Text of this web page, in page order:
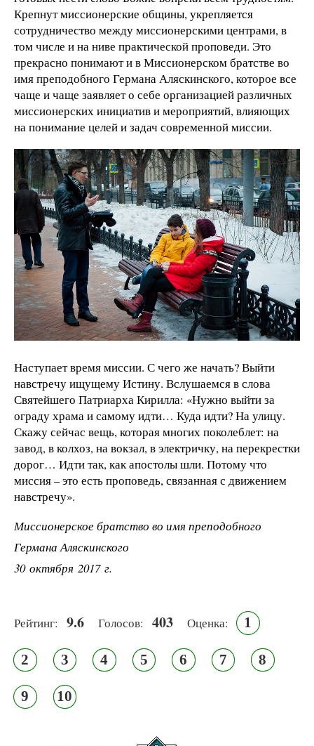
Крепнут миссионерские общины, укрепляется
сотрудничество между миссионерскими центрами, в
том числе и на ниве практической проповеди. Это
прекрасно понимают и в Миссионерском братстве во
имя преподобного Германа Аляскинского, которое все
чаще и чаще заявляет о себе организацией различных
миссионерских инициатив и мероприятий, влияющих
на понимание целей и задач современной миссии.
Наступает время миссии. С чего же начать? Выйти
навстречу ищущему Истину. Вслушаемся в слова
Святейшего Патриарха Кирилла: «Нужно выйти за
ограду храма и самому идти… Куда идти? На улицу.
Скажу сейчас вещь, которая многих поколеблет: на
завод, в колхоз, на вокзал, в электричку, на перекрестки
дорог… Идти так, как апостолы шли. Потому что
миссия – это есть проповедь, связанная с движением
навстречу».
Миссионерское братство во имя преподобного
Германа Аляскинского
30 октября 2017 г.
Рейтинг: 9.6 Голосов: 403 Оценка: 1
2 3 4 5 6 7 8
9 10